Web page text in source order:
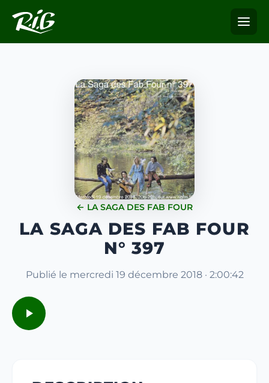
← LA SAGA DES FAB FOUR
LA SAGA DES FAB FOUR
N° 397
Publié le mercredi 19 décembre 2018 · 2:00:42